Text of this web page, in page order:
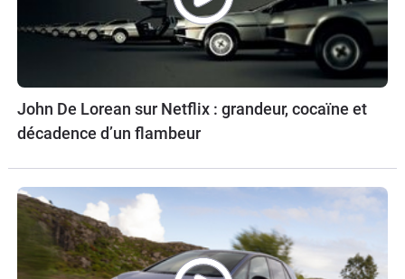
John De Lorean sur Netflix : grandeur, cocaïne et
décadence d’un flambeur